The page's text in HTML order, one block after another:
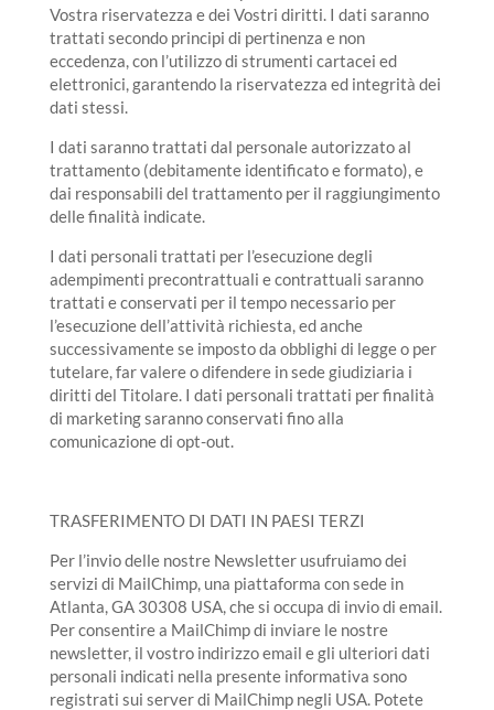
Vostra riservatezza e dei Vostri diritti. I dati saranno
trattati secondo principi di pertinenza e non
eccedenza, con l’utilizzo di strumenti cartacei ed
elettronici, garantendo la riservatezza ed integrità dei
dati stessi.
I dati saranno trattati dal personale autorizzato al
trattamento (debitamente identificato e formato), e
dai responsabili del trattamento per il raggiungimento
delle finalità indicate.
I dati personali trattati per l’esecuzione degli
adempimenti precontrattuali e contrattuali saranno
trattati e conservati per il tempo necessario per
l’esecuzione dell’attività richiesta, ed anche
successivamente se imposto da obblighi di legge o per
tutelare, far valere o difendere in sede giudiziaria i
diritti del Titolare. I dati personali trattati per finalità
di marketing saranno conservati fino alla
comunicazione di opt-out.
TRASFERIMENTO DI DATI IN PAESI TERZI
Per l’invio delle nostre Newsletter usufruiamo dei
servizi di MailChimp, una piattaforma con sede in
Atlanta, GA 30308 USA, che si occupa di invio di email.
Per consentire a MailChimp di inviare le nostre
newsletter, il vostro indirizzo email e gli ulteriori dati
personali indicati nella presente informativa sono
registrati sui server di MailChimp negli USA. Potete